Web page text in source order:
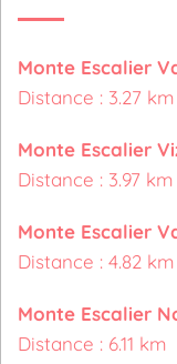
Monte Escalier
Distance : 3.27 km
Monte Escalier
Distance : 3.97 km
Monte Escalier
Distance : 4.82 km
Monte Escalier
Distance : 6.11 km